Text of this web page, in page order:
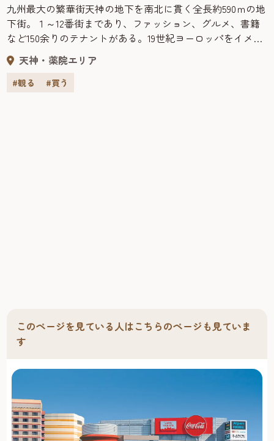
九州最大の繁華街天神の地下を南北に貫く全長約590ｍの地
下街。１～12番街まであり、ファッション、グルメ、書籍
など150余りのテナントがある。19世紀ヨーロッパをイメー
ジして造られ、石畳の床や唐草模様の天井などは、開業当
初から斬新でありながら落ち着いた雰囲気を効果的に演出
している。交通アクセスも地下鉄天神駅、天神南駅と直結
天神・薬院エリア
#観る #買う
このページを見ている人はこちらのページも見ていま
す